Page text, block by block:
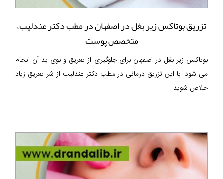
تزریق بوتاکس زیر بغل در اصفهان در مطب دکتر عندلیب،
متخصص پوست
بوتاکس زیر بغل در اصفهان برای جلوگیری از تعریق و بوی بد آن انجام
می شود. با این تزریق درمانی در مطب دکتر عندلیب از شر تعریق زیاد
خلاص شوید. ...